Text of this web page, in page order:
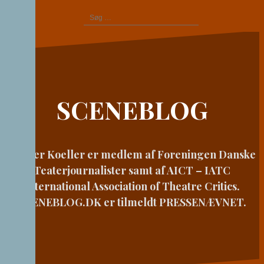
Søg
efter:
SCENEBLOG
Casper Koeller er medlem af Foreningen Danske
Teaterjournalister samt af AICT – IATC
International Association of Theatre Critics.
SCENEBLOG.DK er tilmeldt PRESSENÆVNET.